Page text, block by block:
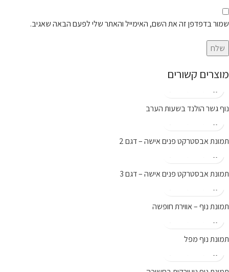
שמור בדפדפן זה את השם, האימייל והאתר שלי לפעם הבאה שאגיב.
מוצרים קשורים
נוף גשר הולנד בשעות הערב
תמונת אבסטרקט פנים אישה – דגם 2
תמונת אבסטרקט פנים אישה – דגם 3
תמונת נוף – אווירת חופשה
תמונת נוף מפל